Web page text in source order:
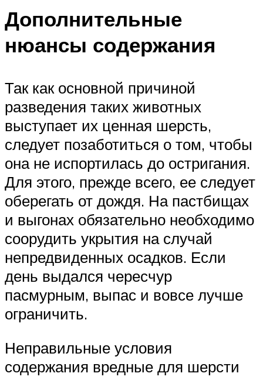
Дополнительные
нюансы содержания
Так как основной причиной
разведения таких животных
выступает их ценная шерсть,
следует позаботиться о том, чтобы
она не испортилась до остригания.
Для этого, прежде всего, ее следует
оберегать от дождя. На пастбищах
и выгонах обязательно необходимо
соорудить укрытия на случай
непредвиденных осадков. Если
день выдался чересчур
пасмурным, выпас и вовсе лучше
ограничить.
Неправильные условия
содержания вредные для шерсти